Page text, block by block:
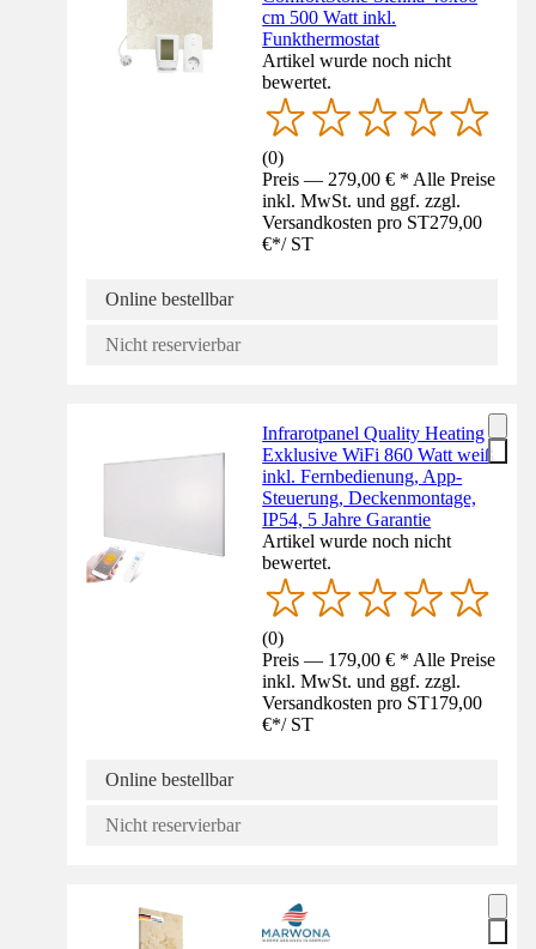
cm 500 Watt inkl.
Funkthermostat
Artikel wurde noch nicht
bewertet.
(0)
Preis — 279,00 € * Alle Preise
inkl. MwSt. und ggf. zzgl.
Versandkosten pro ST279,00
€*/ ST
Online bestellbar
Nicht reservierbar
Infrarotpanel Quality Heating
Exklusive WiFi 860 Watt weiß
inkl. Fernbedienung, App-
Steuerung, Deckenmontage,
IP54, 5 Jahre Garantie
Artikel wurde noch nicht
bewertet.
(0)
Preis — 179,00 € * Alle Preise
inkl. MwSt. und ggf. zzgl.
Versandkosten pro ST179,00
€*/ ST
Online bestellbar
Nicht reservierbar